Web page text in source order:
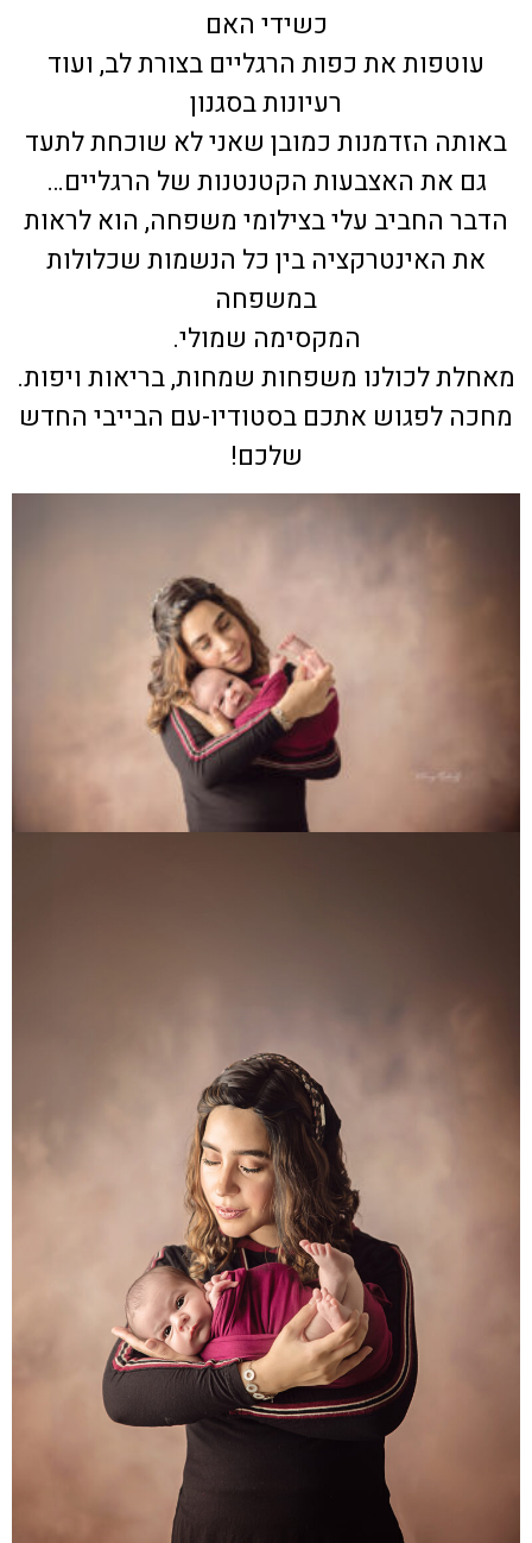
כשידי האם
עוטפות את כפות הרגליים בצורת לב, ועוד
רעיונות בסגנון
באותה הזדמנות כמובן שאני לא שוכחת לתעד
גם את האצבעות הקטנטנות של הרגליים…
הדבר החביב עלי בצילומי משפחה, הוא לראות
את האינטרקציה בין כל הנשמות שכלולות
במשפחה
המקסימה שמולי.
מאחלת לכולנו משפחות שמחות, בריאות ויפות.
מחכה לפגוש אתכם בסטודיו-עם הבייבי החדש
שלכם!